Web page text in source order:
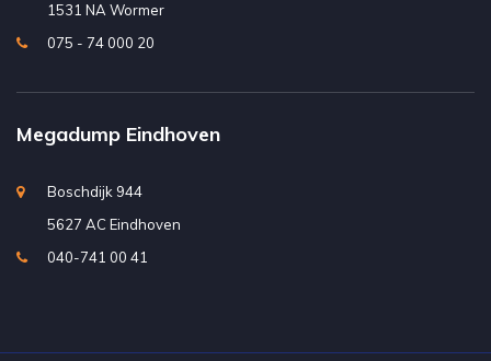
1531 NA Wormer
075 - 74 000 20
Megadump Eindhoven
Boschdijk 944
5627 AC Eindhoven
040-741 00 41